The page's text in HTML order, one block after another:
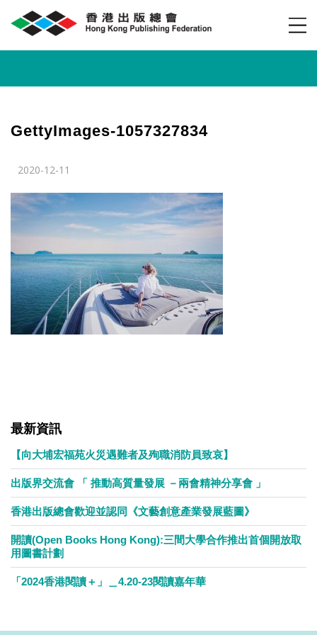
GettyImages-1057327834
2020-12-11
最新資訊
【向大埔宏福苑火災遇難者及殉職消防員致哀】
出版界交流會 「 推動高質量發展 －兩會精神分享會 」
香港出版總會歡迎並認同《文藝創意產業發展藍圖》
開讀(Open Books Hong Kong):三間大學合作推出首個開放取
用圖書計劃
「2024香港閱讀＋」＿4.20-23閱讀嘉年華